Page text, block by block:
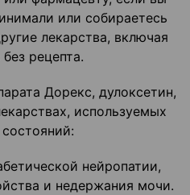
или собираетесь
лекарства, включая
рецепта.
Дорекс, дулоксетин,
используемых
нейропатии,
и недержания мочи.